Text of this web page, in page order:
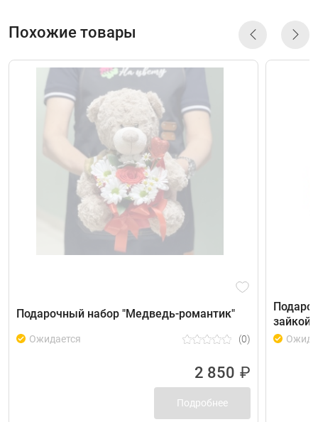
Похожие товары
Подарочный набор "Медведь-романтик"
Ожидается (0)
2 850 ₽
Подробнее
зайкой